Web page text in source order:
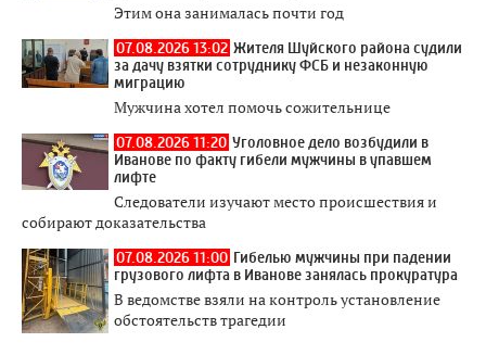
Этим она занималась почти год
07.08.2026 13:02 Жителя Шуйского района судили
за дачу взятки сотруднику ФСБ и незаконную
миграцию
Мужчина хотел помочь сожительнице
07.08.2026 11:20 Уголовное дело возбудили в
Иванове по факту гибели мужчины в упавшем
лифте
Следователи изучают место происшествия и
собирают доказательства
07.08.2026 11:00 Гибелью мужчины при падении
грузового лифта в Иванове занялась прокуратура
В ведомстве взяли на контроль установление
обстоятельств трагедии